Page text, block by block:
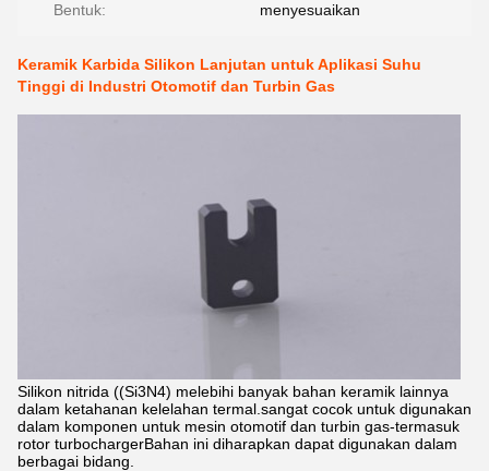
Bentuk: menyesuaikan
Keramik Karbida Silikon Lanjutan untuk Aplikasi Suhu
Tinggi di Industri Otomotif dan Turbin Gas
Silikon nitrida ((Si3N4) melebihi banyak bahan keramik lainnya
dalam ketahanan kelelahan termal.sangat cocok untuk digunakan
dalam komponen untuk mesin otomotif dan turbin gas-termasuk
rotor turbochargerBahan ini diharapkan dapat digunakan dalam
berbagai bidang.